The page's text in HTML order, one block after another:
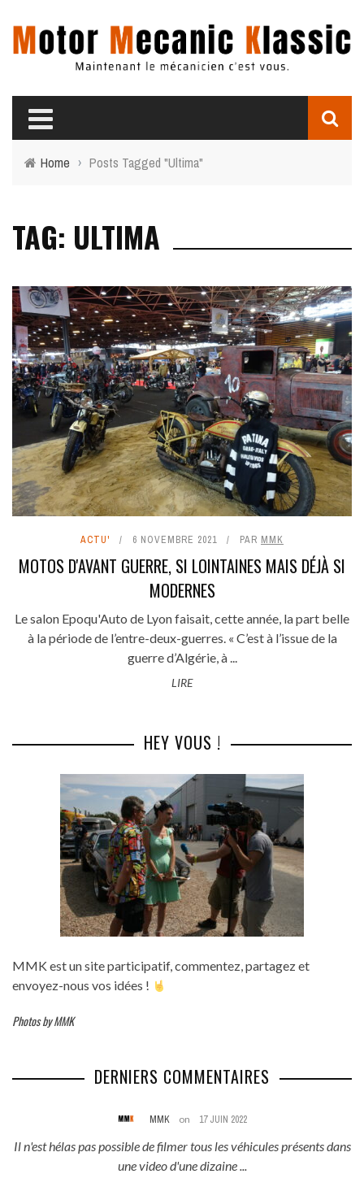
Home › Posts Tagged "Ultima"
TAG: ULTIMA
ACTU' 6 NOVEMBRE 2021 PAR MMK
MOTOS D'AVANT GUERRE, SI LOINTAINES MAIS DÉJÀ SI
MODERNES
Le salon Epoqu'Auto de Lyon faisait, cette année, la part belle
à la période de l’entre-deux-guerres. « C’est à l’issue de la
guerre d’Algérie, à ...
LIRE
HEY VOUS !
MMK est un site participatif, commentez, partagez et
envoyez-nous vos idées !
Photos by MMK
DERNIERS COMMENTAIRES
MMK on 17 JUIN 2022
Il n'est hélas pas possible de filmer tous les véhicules présents dans
une video d'une dizaine ...